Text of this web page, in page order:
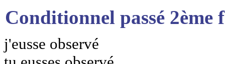
Conditionnel passé 2ème
j'eusse observé